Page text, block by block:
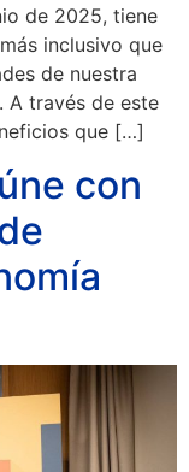
de 2025, tiene
inclusivo que
de nuestra
A través de este
que […]
con